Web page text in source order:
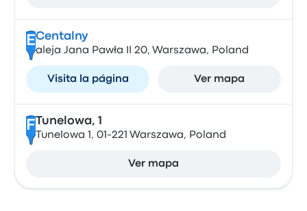
ECentalny
aleja Jana Pawła II 20, Warszawa, Poland
Visita la página Ver mapa
F Tunelowa, 1
Tunelowa 1, 01-221 Warszawa, Poland
Ver mapa